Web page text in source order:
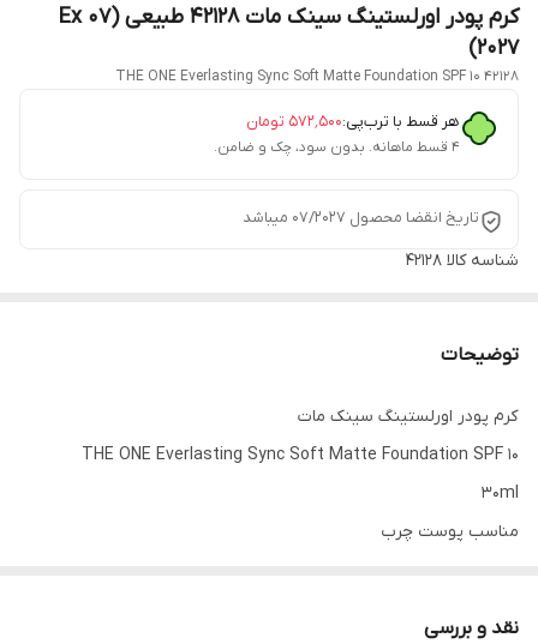
کرم پودر اورلستینگ سینک مات 42128 طبیعی (Ex 07
2027)
THE ONE Everlasting Sync Soft Matte Foundation SPF 10 42128
هر قسط با ترب‌پی:۵۷۲٬۵۰۰ تومان
۴ قسط ماهانه. بدون سود، چک و ضامن.
تاریخ انقضا محصول 07/2027 میباشد
شناسه کالا 42128
توضیحات
کرم پودر اورلستینگ سینک مات
THE ONE Everlasting Sync Soft Matte Foundation SPF 10
30ml
مناسب پوست چرب
نقد و بررسی